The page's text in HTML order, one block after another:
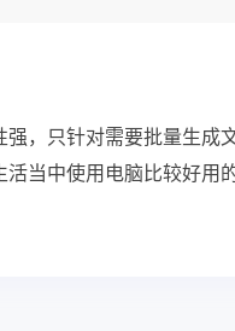
，只针对需要批量生成
当中使用电脑比较好用